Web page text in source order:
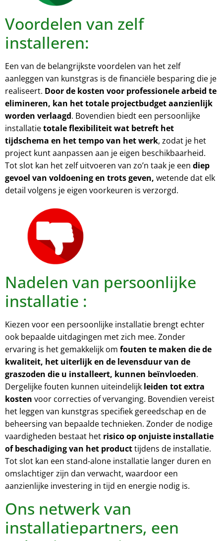
Voordelen van zelf
installeren:
Een van de belangrijkste voordelen van het zelf
aanleggen van kunstgras is de financiële besparing die je
realiseert. Door de kosten voor professionele arbeid te
elimineren, kan het totale projectbudget aanzienlijk
worden verlaagd. Bovendien biedt een persoonlijke
installatietotale flexibiliteit wat betreft het
tijdschema en het tempo van het werk, zodat je het
project kunt aanpassen aan je eigen beschikbaarheid.
Tot slot kan het zelf uitvoeren van zo’n taak je een diep
gevoel van voldoening en trots geven, wetende dat elk
detail volgens je eigen voorkeuren is verzorgd.
Nadelen van persoonlijke
installatie :
Kiezen voor een persoonlijke installatie brengt echter
ook bepaalde uitdagingen met zich mee. Zonder
ervaring is het gemakkelijk om fouten te maken die de
kwaliteit, het uiterlijk en de levensduur van de
graszoden die u installeert, kunnen beïnvloeden.
Dergelijke fouten kunnen uiteindelijk leiden tot extra
kosten voor correcties of vervanging. Bovendien vereist
het leggen van kunstgras specifiek gereedschap en de
beheersing van bepaalde technieken. Zonder de nodige
vaardigheden bestaat het risico op onjuiste installatie
of beschadiging van het producttijdens de installatie.
Tot slot kan een stand-alone installatie langer duren en
omslachtiger zijn dan verwacht, waardoor een
aanzienlijke investering in tijd en energie nodig is.
Ons netwerk van
installatiepartners, een